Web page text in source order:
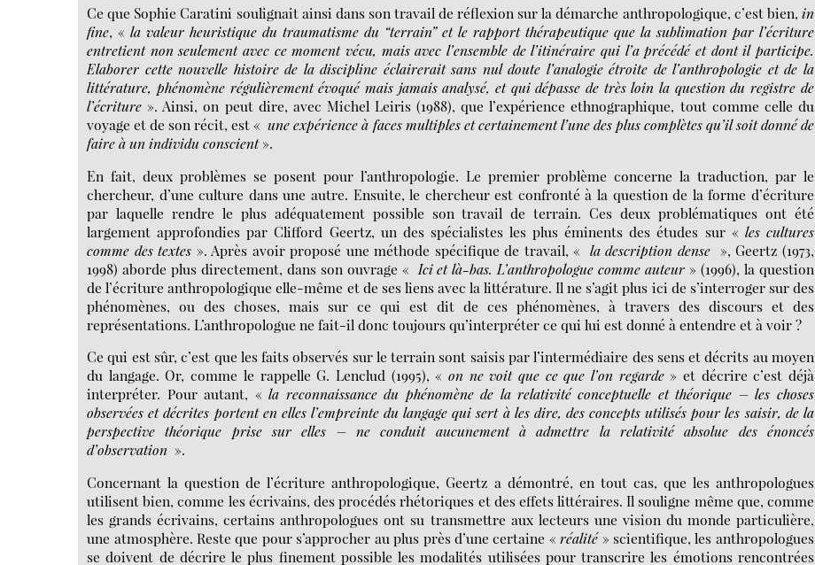
Ce que Sophie Caratini soulignait ainsi dans son travail de réflexion sur la démarche anthropologique, c’est bien, in
fine, «la valeur heuristique du traumatisme du “terrain” et le rapport thérapeutique que la sublimation par l’écriture
entretient non seulement avec ce moment vécu, mais avec l’ensemble de l’itinéraire qui l’a précédé et dont il participe.
Elaborer cette nouvelle histoire de la discipline éclairerait sans nul doute l’analogie étroite de l’anthropologie et de la
littérature, phénomène régulièrement évoqué mais jamais analysé, et qui dépasse de très loin la question du registre de
l’écriture ». Ainsi, on peut dire, avec Michel Leiris (1988), que l’expérience ethnographique, tout comme celle du
voyage et de son récit, est « une expérience à faces multiples et certainement l’une des plus complètes qu’il soit donné de
faire à un individu conscient».
En fait, deux problèmes se posent pour l’anthropologie. Le premier problème concerne la traduction, par le
chercheur, d’une culture dans une autre. Ensuite, le chercheur est confronté à la question de la forme d’écriture
par laquelle rendre le plus adéquatement possible son travail de terrain. Ces deux problématiques ont été
largement approfondies par Clifford Geertz, un des spécialistes les plus éminents des études sur « les cultures
comme des textes ». Après avoir proposé une méthode spécifique de travail, « la description dense », Geertz (1973,
1998) aborde plus directement, dans son ouvrage « Ici et là-bas. L’anthropologue comme auteur » (1996), la question
de l’écriture anthropologique elle-même et de ses liens avec la littérature. Il ne s’agit plus ici de s’interroger sur des
phénomènes, ou des choses, mais sur ce qui est dit de ces phénomènes, à travers des discours et des
représentations. L’anthropologue ne fait-il donc toujours qu’interpréter ce qui lui est donné à entendre et à voir ?
Ce qui est sûr, c’est que les faits observés sur le terrain sont saisis par l’intermédiaire des sens et décrits au moyen
du langage. Or, comme le rappelle G. Lenclud (1995), « on ne voit que ce que l’on regarde» et décrire c’est déjà
interpréter. Pour autant, «la reconnaissance du phénomène de la relativité conceptuelle et théorique – les choses
observées et décrites portent en elles l’empreinte du langage qui sert à les dire, des concepts utilisés pour les saisir, de la
perspective théorique prise sur elles – ne conduit aucunement à admettre la relativité absolue des énoncés
d’observation ».
Concernant la question de l’écriture anthropologique, Geertz a démontré, en tout cas, que les anthropologues
utilisent bien, comme les écrivains, des procédés rhétoriques et des effets littéraires. Il souligne même que, comme
les grands écrivains, certains anthropologues ont su transmettre aux lecteurs une vision du monde particulière,
une atmosphère. Reste que pour s’approcher au plus près d’une certaine «réalité» scientifique, les anthropologues
se doivent de décrire le plus finement possible les modalités utilisées pour transcrire les émotions rencontrées